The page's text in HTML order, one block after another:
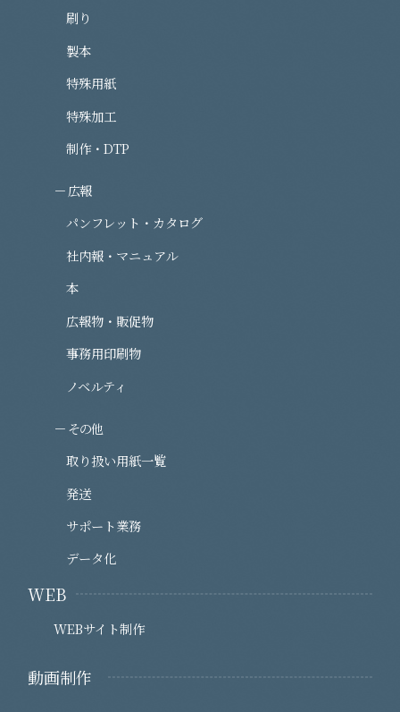
刷り
製本
特殊用紙
特殊加工
制作・DTP
広報
パンフレット・カタログ
社内報・マニュアル
本
広報物・販促物
事務用印刷物
ノベルティ
その他
取り扱い用紙一覧
発送
サポート業務
データ化
WEB
WEBサイト制作
動画制作